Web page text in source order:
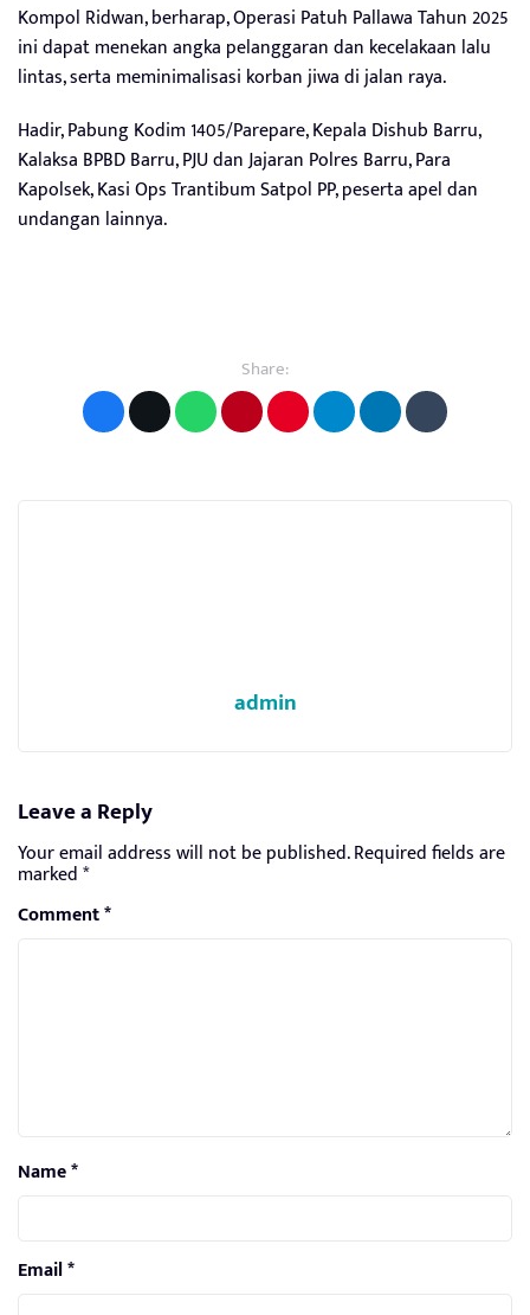
Kompol Ridwan, berharap, Operasi Patuh Pallawa Tahun 2025
ini dapat menekan angka pelanggaran dan kecelakaan lalu
lintas, serta meminimalisasi korban jiwa di jalan raya.
Hadir, Pabung Kodim 1405/Parepare, Kepala Dishub Barru,
Kalaksa BPBD Barru, PJU dan Jajaran Polres Barru, Para
Kapolsek, Kasi Ops Trantibum Satpol PP, peserta apel dan
undangan lainnya.
Share:
admin
Leave a Reply
Your email address will not be published.Required fields are
marked*
Comment*
Name*
Email*